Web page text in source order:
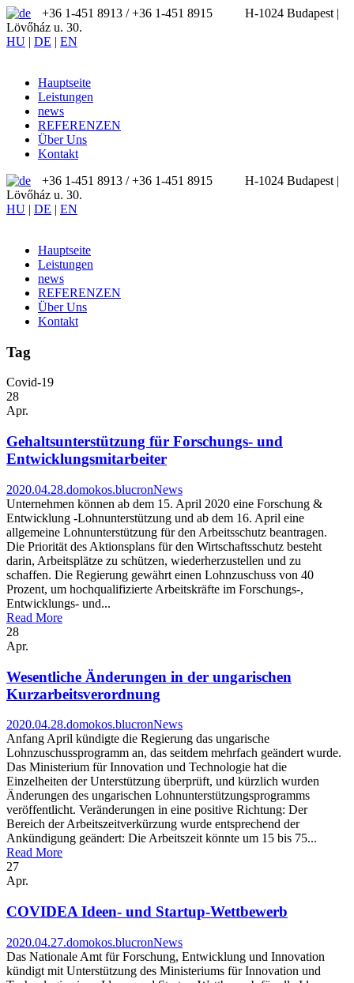
+36 1-451 8913 / ‪+36 1-451 8915
H-1024 Budapest |
Lövőház u. 30.
HU | DE | EN
Hauptseite
Leistungen
news
REFERENZEN
Über Uns
Kontakt
+36 1-451 8913 / ‪+36 1-451 8915
H-1024 Budapest |
Lövőház u. 30.
HU | DE | EN
Hauptseite
Leistungen
news
REFERENZEN
Über Uns
Kontakt
Tag
Covid-19
28
Apr.
Gehaltsunterstützung für Forschungs- und
Entwicklungsmitarbeiter
2020.04.28.domokos.blucronNews
Unternehmen können ab dem 15. April 2020 eine Forschung &
Entwicklung -Lohnunterstützung und ab dem 16. April eine
allgemeine Lohnunterstützung für den Arbeitsschutz beantragen.
Die Priorität des Aktionsplans für den Wirtschaftsschutz besteht
darin, Arbeitsplätze zu schützen, wiederherzustellen und zu
schaffen. Die Regierung gewährt einen Lohnzuschuss von 40
Prozent, um hochqualifizierte Arbeitskräfte im Forschungs-,
Entwicklungs- und...
Read More
28
Apr.
Wesentliche Änderungen in der ungarischen
Kurzarbeitsverordnung
2020.04.28.domokos.blucronNews
Anfang April kündigte die Regierung das ungarische
Lohnzuschussprogramm an, das seitdem mehrfach geändert wurde.
Das Ministerium für Innovation und Technologie hat die
Einzelheiten der Unterstützung überprüft, und kürzlich wurden
Änderungen des ungarischen Lohnunterstützungsprogramms
veröffentlicht. Veränderungen in eine positive Richtung: Der
Bereich der Arbeitszeitverkürzung wurde entsprechend der
Ankündigung geändert: Die Arbeitszeit könnte um 15 bis 75...
Read More
27
Apr.
COVIDEA Ideen- und Startup-Wettbewerb
2020.04.27.domokos.blucronNews
Das Nationale Amt für Forschung, Entwicklung und Innovation
kündigt mit Unterstützung des Ministeriums für Innovation und